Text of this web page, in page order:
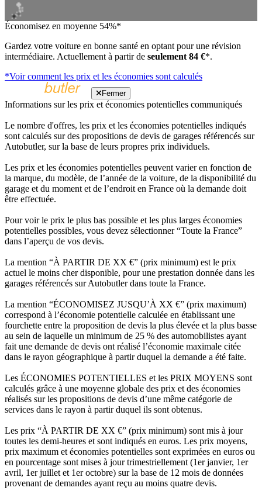
Économisez en moyenne 54%*
Gardez votre voiture en bonne santé en optant pour une révision
intermédiaire. Actuellement à partir de seulement 84 €*.
*Voir comment les prix et les économies sont calculés
Fermer
Informations sur les prix et économies potentielles communiqués
Le nombre d'offres, les prix et les économies potentielles indiqués
sont calculés sur des propositions de devis de garages référencés sur
Autobutler, sur la base de leurs propres prix individuels.
Les prix et les économies potentielles peuvent varier en fonction de
la marque, du modèle, de l’année de la voiture, de la disponibilité du
garage et du moment et de l’endroit en France où la demande doit
être effectuée.
Pour voir le prix le plus bas possible et les plus larges économies
potentielles possibles, vous devez sélectionner “Toute la France”
dans l’aperçu de vos devis.
La mention “À PARTIR DE XX €” (prix minimum) est le prix
actuel le moins cher disponible, pour une prestation donnée dans les
garages référencés sur Autobutler dans toute la France.
La mention “ÉCONOMISEZ JUSQU’À XX €” (prix maximum)
correspond à l’économie potentielle calculée en établissant une
fourchette entre la proposition de devis la plus élevée et la plus basse
au sein de laquelle un minimum de 25 % des automobilistes ayant
fait une demande de devis ont réalisé l’économie maximale citée
dans le rayon géographique à partir duquel la demande a été faite.
Les ÉCONOMIES POTENTIELLES et les PRIX MOYENS sont
calculés grâce à une moyenne globale des prix et des économies
réalisés sur les propositions de devis d’une même catégorie de
services dans le rayon à partir duquel ils sont obtenus.
Les prix “À PARTIR DE XX €” (prix minimum) sont mis à jour
toutes les demi-heures et sont indiqués en euros. Les prix moyens,
prix maximum et économies potentielles sont exprimées en euros ou
en pourcentage sont mises à jour trimestriellement (1er janvier, 1er
avril, 1er juillet et 1er octobre) sur la base de 12 mois de données
provenant de demandes ayant reçu au moins quatre devis.